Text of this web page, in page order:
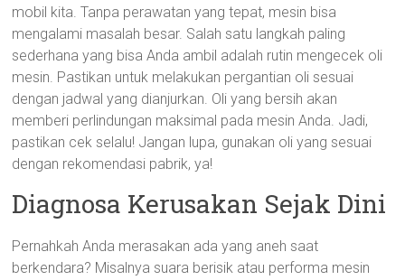
mobil kita. Tanpa perawatan yang tepat, mesin bisa
mengalami masalah besar. Salah satu langkah paling
sederhana yang bisa Anda ambil adalah rutin mengecek oli
mesin. Pastikan untuk melakukan pergantian oli sesuai
dengan jadwal yang dianjurkan. Oli yang bersih akan
memberi perlindungan maksimal pada mesin Anda. Jadi,
pastikan cek selalu! Jangan lupa, gunakan oli yang sesuai
dengan rekomendasi pabrik, ya!
Diagnosa Kerusakan Sejak Dini
Pernahkah Anda merasakan ada yang aneh saat
berkendara? Misalnya suara berisik atau performa mesin